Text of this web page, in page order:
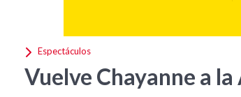
Espectáculos
Vuelve Chayanne a